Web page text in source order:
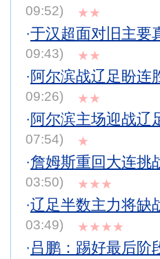
09:52)
★★
·于汉超面对旧主要
09:43)
★★
·阿尔滨战辽足盼连
09:26)
★★
·阿尔滨主场迎战辽
07:54)
★
·詹姆斯重回大连挑
03:50)
★★★
·辽足半数主力将缺
03:49)
★★★★
· 吕鹏：踢好最后阶